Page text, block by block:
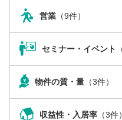
営業 （9件）
セミナー・イベント
物件の質・量 （3件）
収益性・入居率 （3件）